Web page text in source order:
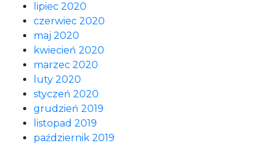
lipiec 2020
czerwiec 2020
maj 2020
kwiecień 2020
marzec 2020
luty 2020
styczeń 2020
grudzień 2019
listopad 2019
październik 2019